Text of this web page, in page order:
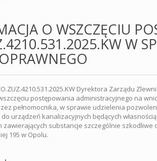
O WSZCZĘCIU
W
Dyrektora Zarządu
postępowania administracyjnego na
pełnomocnika, w sprawie udzielenia
urządzeń kanalizacyjnych będących
zawierających substancje szczególnie
195 w Opolu.